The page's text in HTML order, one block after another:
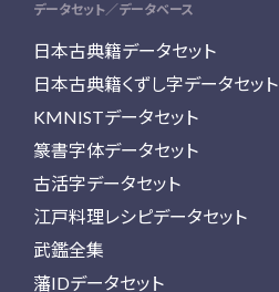
データセット／データベース
日本古典籍データセット
日本古典籍くずし字データセット
KMNISTデータセット
篆書字体データセット
古活字データセット
江戸料理レシピデータセット
武鑑全集
藩IDデータセット